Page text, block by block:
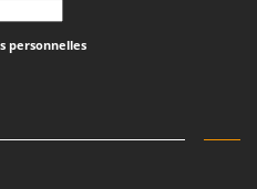
personnelles